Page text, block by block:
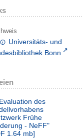
Universitäts- und
Bonn
Evaluation des
Frühe
- NeFF"
1.64 mb]